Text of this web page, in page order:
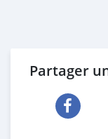
Partager